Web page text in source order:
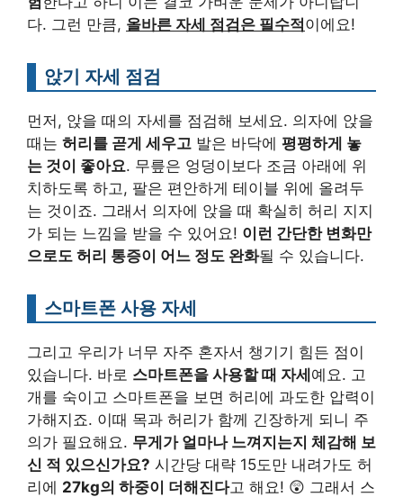
다. 그런 만큼, 올바른 자세 점검은 필수적이에요!
앉기 자세 점검
먼저, 앉을 때의 자세를 점검해 보세요. 의자에 앉을
때는 허리를 곧게 세우고 발은 바닥에 평평하게 놓
는 것이 좋아요. 무릎은 엉덩이보다 조금 아래에 위
치하도록 하고, 팔은 편안하게 테이블 위에 올려두
는 것이죠. 그래서 의자에 앉을 때 확실히 허리 지지
가 되는 느낌을 받을 수 있어요! 이런 간단한 변화만
으로도 허리 통증이 어느 정도 완화될 수 있습니다.
스마트폰 사용 자세
그리고 우리가 너무 자주 혼자서 챙기기 힘든 점이
있습니다. 바로 스마트폰을 사용할 때 자세예요. 고
개를 숙이고 스마트폰을 보면 허리에 과도한 압력이
가해지죠. 이때 목과 허리가 함께 긴장하게 되니 주
의가 필요해요. 무게가 얼마나 느껴지는지 체감해 보
신 적 있으신가요? 시간당 대략 15도만 내려가도 허
리에 27kg의 하중이 더해진다고 해요! 😲 그래서 스